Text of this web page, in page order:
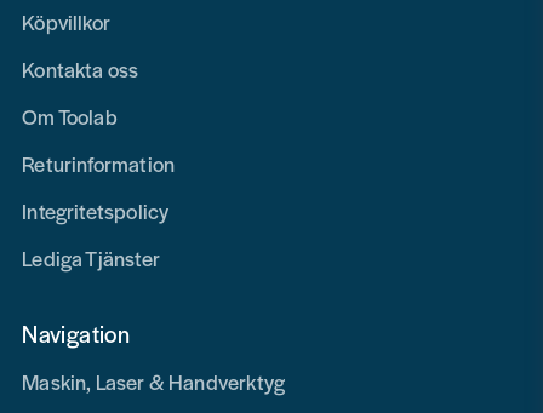
Köpvillkor
Kontakta oss
Om Toolab
Returinformation
Integritetspolicy
Lediga Tjänster
Navigation
Maskin, Laser & Handverktyg